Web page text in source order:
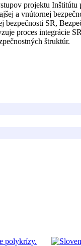
projektu
a vnútornej
SR,
proces integrácie
štruktúr.